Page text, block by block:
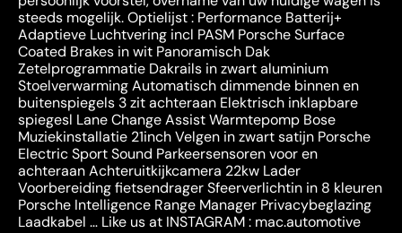
steeds mogelijk. Optielijst : Performance Batterij+
Adaptieve Luchtvering incl PASM Porsche Surface
Coated Brakes in wit Panoramisch Dak
Zetelprogrammatie Dakrails in zwart aluminium
Stoelverwarming Automatisch dimmende binnen en
buitenspiegels 3 zit achteraan Elektrisch inklapbare
spiegesl Lane Change Assist Warmtepomp Bose
Muziekinstallatie 21inch Velgen in zwart satijn Porsche
Electric Sport Sound Parkeersensoren voor en
achteraan Achteruitkijkcamera 22kw Lader
Voorbereiding fietsendrager Sfeerverlichtin in 8 kleuren
Porsche Intelligence Range Manager Privacybeglazing
Laadkabel … Like us at INSTAGRAM : mac.automotive